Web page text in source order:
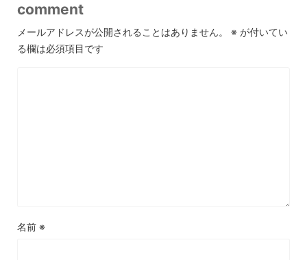
comment
メールアドレスが公開されることはありません。 ※ が付いてい
る欄は必須項目です
名前 ※